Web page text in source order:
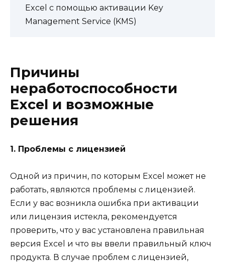
Excel с помощью активации Key
Management Service (KMS)
Причины
неработоспособности
Excel и возможные
решения
1. Проблемы с лицензией
Одной из причин, по которым Excel может не
работать, являются проблемы с лицензией.
Если у вас возникла ошибка при активации
или лицензия истекла, рекомендуется
проверить, что у вас установлена правильная
версия Excel и что вы ввели правильный ключ
продукта. В случае проблем с лицензией,